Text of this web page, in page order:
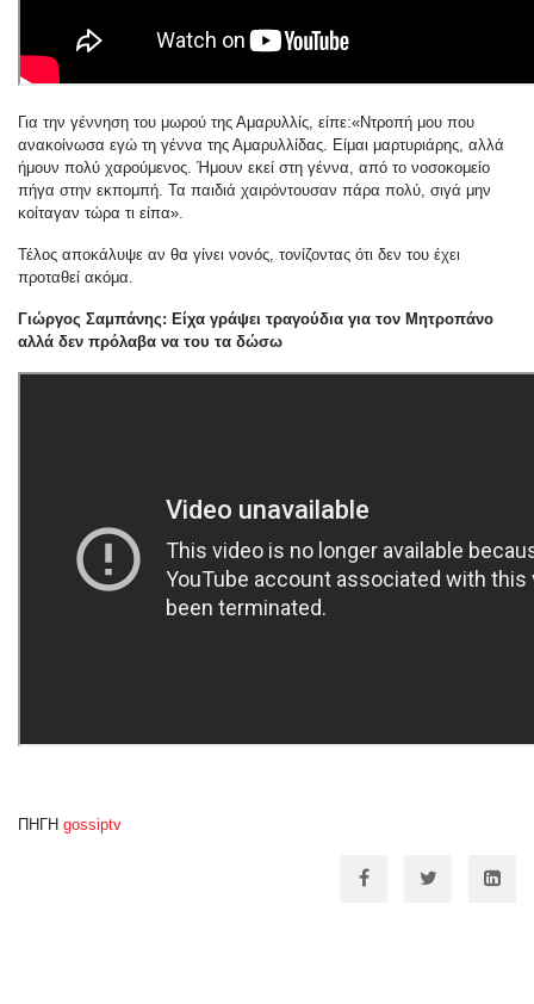
Για την γέννηση του μωρού της Αμαρυλλίς, είπε:«Ντροπή μου που
ανακοίνωσα εγώ τη γέννα της Αμαρυλλίδας. Είμαι μαρτυριάρης, αλλά
ήμουν πολύ χαρούμενος. Ήμουν εκεί στη γέννα, από το νοσοκομείο
πήγα στην εκπομπή. Τα παιδιά χαιρόντουσαν πάρα πολύ, σιγά μην
κοίταγαν τώρα τι είπα».
Τέλος αποκάλυψε αν θα γίνει νονός, τονίζοντας ότι δεν του έχει
προταθεί ακόμα.
Γιώργος Σαμπάνης: Είχα γράψει τραγούδια για τον Μητροπάνο
αλλά δεν πρόλαβα να του τα δώσω
ΠΗΓΗ gossiptv